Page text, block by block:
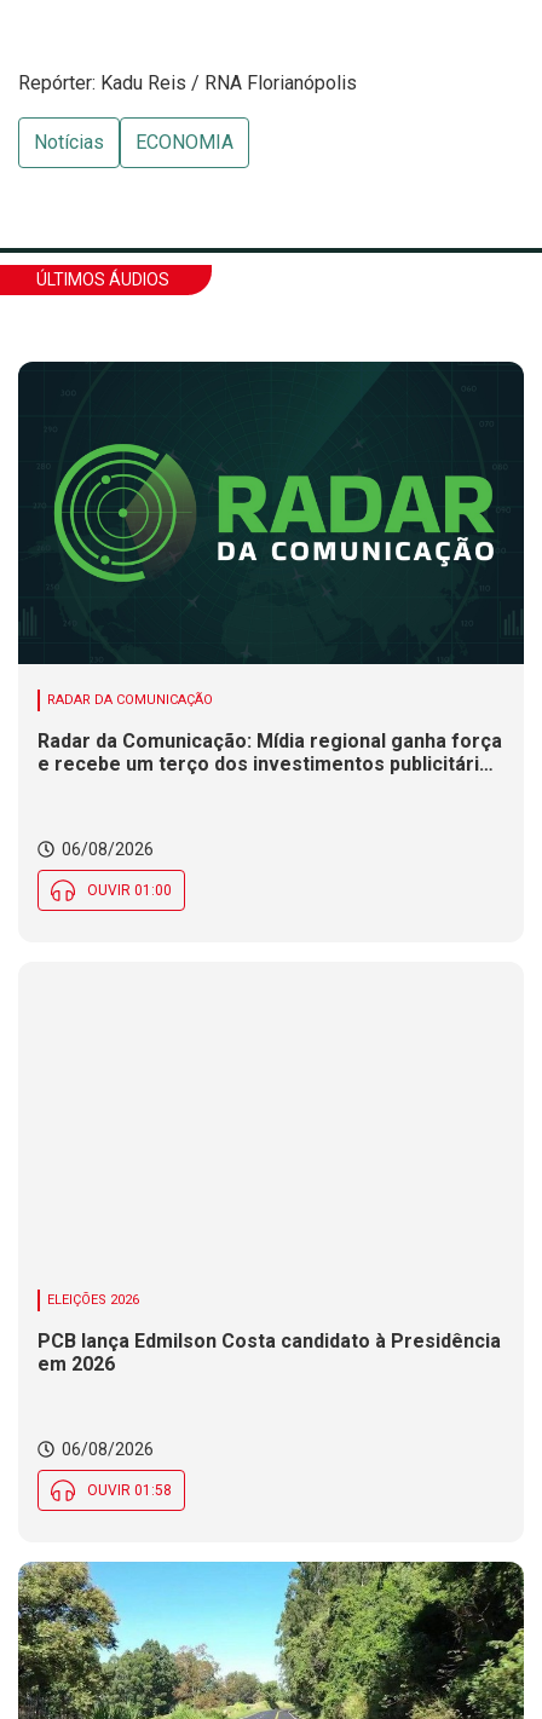
Repórter: Kadu Reis / RNA Florianópolis
Notícias ECONOMIA
ÚLTIMOS ÁUDIOS
RADAR DA COMUNICAÇÃO
Radar da Comunicação: Mídia regional ganha força
e recebe um terço dos investimentos publicitários
06/08/2026
OUVIR 01:00
ELEIÇÕES 2026
PCB lança Edmilson Costa candidato à Presidência
em 2026
06/08/2026
OUVIR 01:58